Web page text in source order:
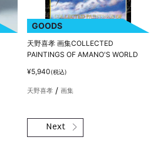
GOODS
天野喜孝 画集COLLECTED
PAINTINGS OF AMANO'S WORLD
¥5,940(税込)
天野喜孝 画集